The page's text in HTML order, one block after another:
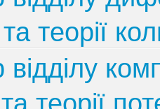
теорії
теорії